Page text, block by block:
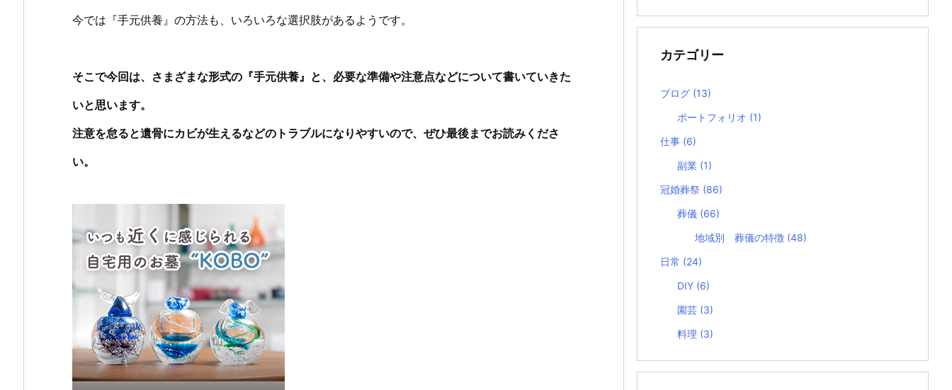
今では『手元供養』の方法も、いろいろな選択肢があるようです。
そこで今回は、さまざまな形式の『手元供養』と、必要な準備や注意点などについて書いていきた
いと思います。
注意を怠ると遺骨にカビが生えるなどのトラブルになりやすいので、ぜひ最後までお読みくださ
い。
カテゴリー
ブログ (13)
ポートフォリオ (1)
仕事 (6)
副業 (1)
冠婚葬祭 (86)
葬儀 (66)
地域別 葬儀の特徴 (48)
日常 (24)
DIY (6)
園芸 (3)
料理 (3)